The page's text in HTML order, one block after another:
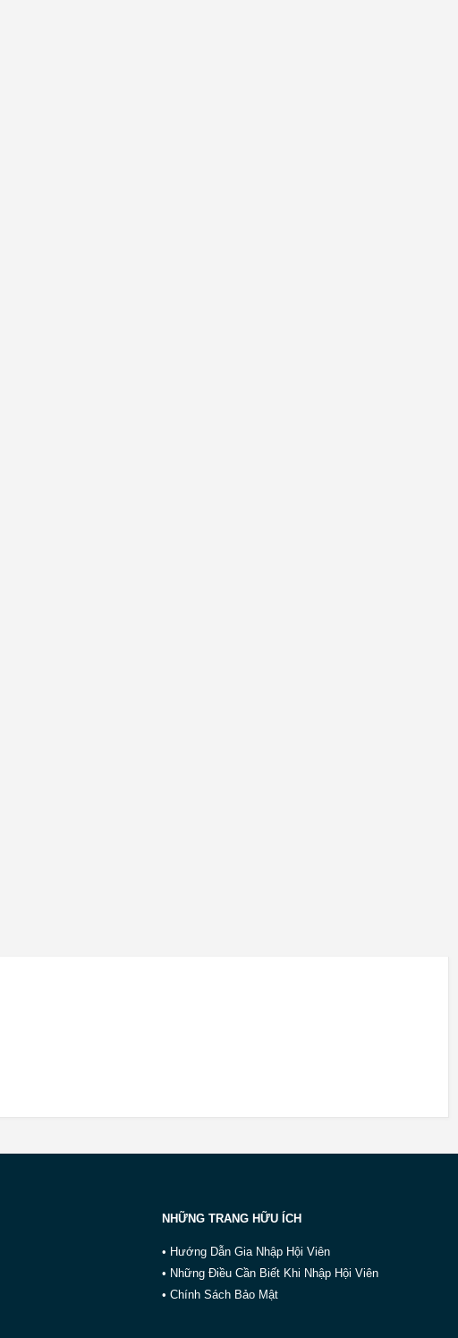
NHỮNG TRANG HỮU ÍCH
• Hướng Dẫn Gia Nhập Hội Viên
• Những Điều Cần Biết Khi Nhập Hội Viên
• Chính Sách Bảo Mật